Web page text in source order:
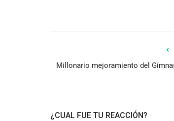
Millonario mejoramiento del
¿CUAL FUE TU REACCIÓN?